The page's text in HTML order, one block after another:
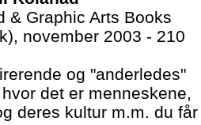
& Graphic Arts Books
november 2003 - 210
og "anderledes"
det er menneskene,
deres kultur m.m. du får